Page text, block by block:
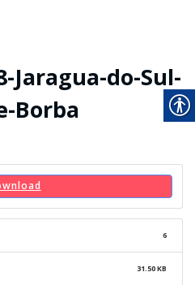
Jaragua-do-Sul-
Borba
6
31.50 KB